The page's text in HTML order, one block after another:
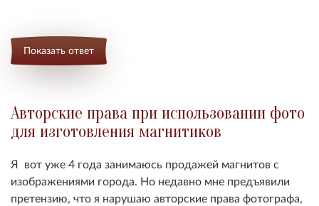
Показать ответ
Авторские права при использовании фото
для изготовления магнитиков
Я вот уже 4 года занимаюсь продажей магнитов с
изображениями города. Но недавно мне предъявили
претензию, что я нарушаю авторские права фотографа,